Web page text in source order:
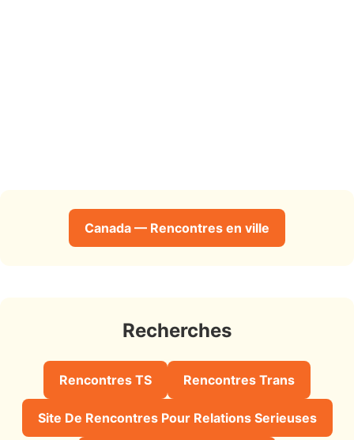
Canada — Rencontres en ville
Recherches
Rencontres TS Rencontres Trans
Site De Rencontres Pour Relations Serieuses